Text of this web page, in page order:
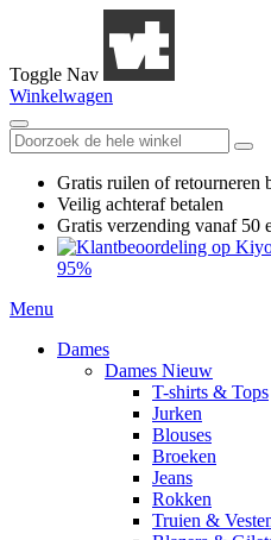
Toggle Nav
Winkelwagen
Gratis ruilen of retourneren
Veilig achteraf betalen
Gratis verzending vanaf 50
95%
Menu
Dames
Dames Nieuw
T-shirts & Tops
Jurken
Blouses
Broeken
Jeans
Rokken
Truien &